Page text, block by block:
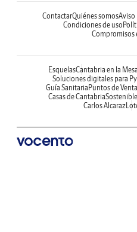
ContactarQuiénes somosAviso
Condiciones de uso
Compromisos
EsquelasCantabria en la Mesa
Soluciones digitales para
Guía SanitariaPuntos de Venta
Casas de Cantabria
Carlos Alcaraz